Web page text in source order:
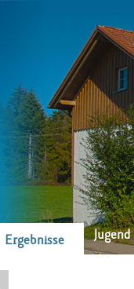
Ergebnisse
Jugend